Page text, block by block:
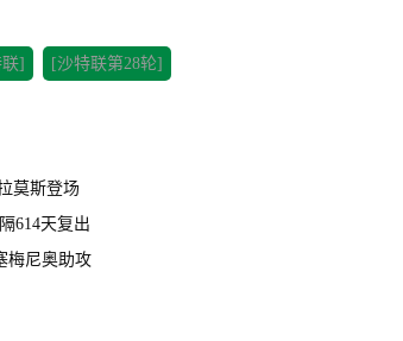
] [沙特联第28轮]
莫斯登场
614天复出
梅尼奥助攻